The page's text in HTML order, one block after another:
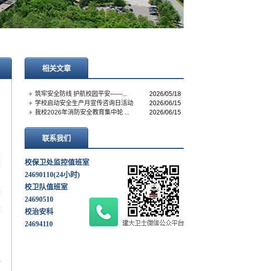
相关文章
· 筑牢安全防线 护航校园平安——...
2026/05/18
·
学校启动安全生产月宣传咨询日活动
2026/06/15
·
我校2026年消防安全教育集中轮 ... 2026/06/15
联系我们
校保卫处监控值班室
24690110(24小时)
校卫队值班室
24690510
校治安科
24694110